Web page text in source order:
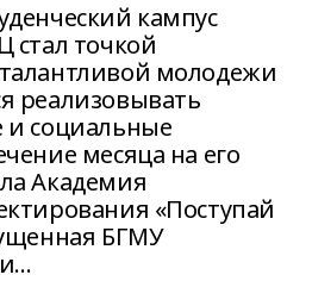
кампус
стал точкой
молодежи
реализовывать
и социальные
месяца на его
Академия
«Поступай
БГМУ